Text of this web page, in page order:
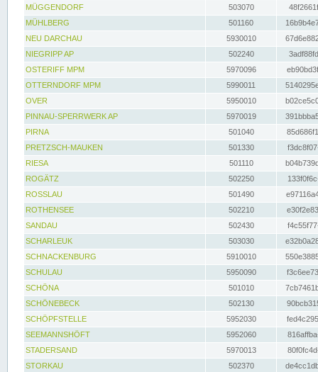
MÜGGENDORF
503070
MÜHLBERG
501160
NEU DARCHAU
5930010
NIEGRIPP AP
502240
OSTERIFF MPM
5970096
OTTERNDORF MPM
5990011
OVER
5950010
PINNAU-SPERRWERK AP
5970019
PIRNA
501040
PRETZSCH-MAUKEN
501330
RIESA
501110
ROGÄTZ
502250
ROSSLAU
501490
ROTHENSEE
502210
SANDAU
502430
SCHARLEUK
503030
SCHNACKENBURG
5910010
SCHULAU
5950090
SCHÖNA
501010
SCHÖNEBECK
502130
SCHÖPFSTELLE
5952030
SEEMANNSHÖFT
5952060
STADERSAND
5970013
STORKAU
502370